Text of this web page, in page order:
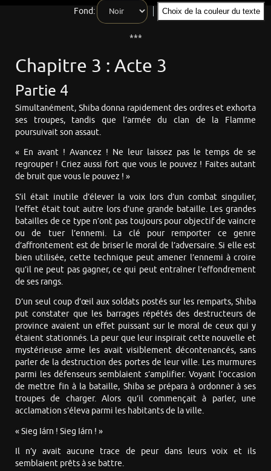
Fond: Choix de la couleur du texte
***
Chapitre 3 : Acte 3
Partie 4
Simultanément, Shiba donna rapidement des ordres et exhorta
ses troupes, tandis que l’armée du clan de la Flamme
poursuivait son assaut.
« En avant ! Avancez ! Ne leur laissez pas le temps de se
regrouper ! Criez aussi fort que vous le pouvez ! Faites autant
de bruit que vous le pouvez ! »
S’il était inutile d’élever la voix lors d’un combat singulier,
l’effet était tout autre lors d’une grande bataille. Les grandes
batailles de ce type n’ont pas toujours pour objectif de vaincre
ou de tuer l’ennemi. La clé pour remporter ce genre
d’affrontement est de briser le moral de l’adversaire. Si elle est
bien utilisée, cette technique peut amener l’ennemi à croire
qu’il ne peut pas gagner, ce qui peut entraîner l’effondrement
de ses rangs.
D’un seul coup d’œil aux soldats postés sur les remparts, Shiba
put constater que les barrages répétés des destructeurs de
province avaient un effet puissant sur le moral de ceux qui y
étaient stationnés. La peur que leur inspirait cette nouvelle et
mystérieuse arme les avait visiblement décontenancés, sans
parler de la destruction des portes de leur ville. Les murmures
parmi les défenseurs semblaient s’amplifier. Voyant l’occasion
de mettre fin à la bataille, Shiba se prépara à ordonner à ses
troupes de charger. Alors qu’il commençait à parler, une
acclamation s’éleva parmi les habitants de la ville.
« Sieg Iárn ! Sieg Iárn ! »
Il n’y avait aucune trace de peur dans leurs voix et ils
semblaient prêts à se battre.